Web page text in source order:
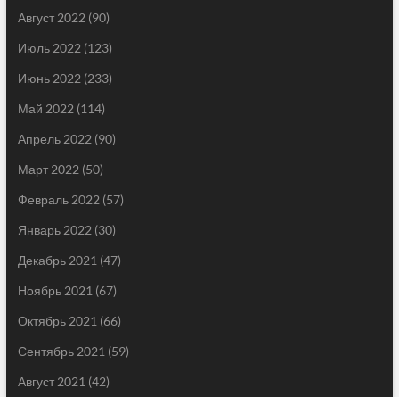
Август 2022 (90)
Июль 2022 (123)
Июнь 2022 (233)
Май 2022 (114)
Апрель 2022 (90)
Март 2022 (50)
Февраль 2022 (57)
Январь 2022 (30)
Декабрь 2021 (47)
Ноябрь 2021 (67)
Октябрь 2021 (66)
Сентябрь 2021 (59)
Август 2021 (42)